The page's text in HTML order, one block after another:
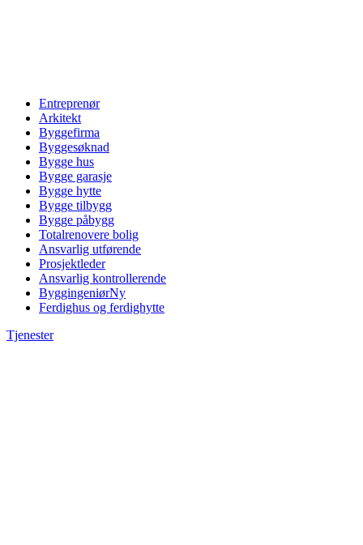
Entreprenør
Arkitekt
Byggefirma
Byggesøknad
Bygge hus
Bygge garasje
Bygge hytte
Bygge tilbygg
Bygge påbygg
Totalrenovere bolig
Ansvarlig utførende
Prosjektleder
Ansvarlig kontrollerende
ByggingeniørNy
Ferdighus og ferdighytte
Tjenester